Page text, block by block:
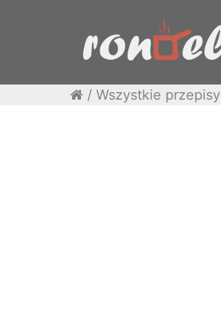
/ Wszystkie przepisy